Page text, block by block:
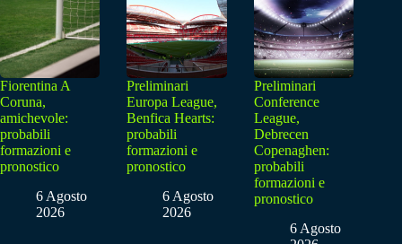
Fiorentina A
Coruna,
amichevole:
probabili
formazioni e
pronostico
6 Agosto
2026
Preliminari
Europa League,
Benfica Hearts:
probabili
formazioni e
pronostico
6 Agosto
2026
Preliminari
Conference
League,
Debrecen
Copenaghen:
probabili
formazioni e
pronostico
6 Agosto